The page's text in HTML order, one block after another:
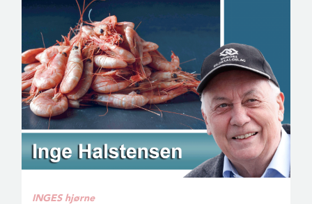
INGES hjørne